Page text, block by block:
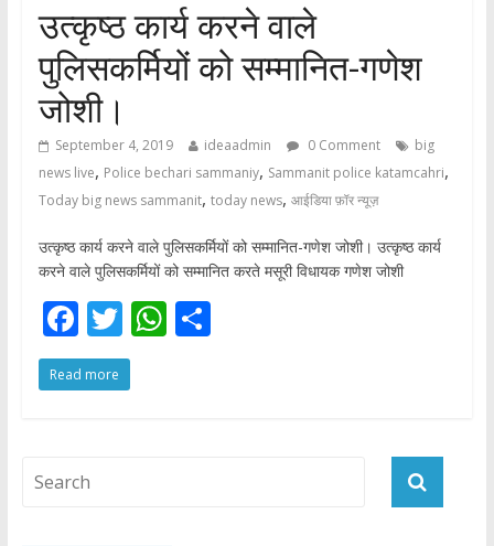
उत्कृष्ठ कार्य करने वाले
पुलिसकर्मियों को सम्मानित-गणेश
जोशी।
September 4, 2019 ideaadmin 0 Comment
big
news live, Police bechari sammaniy, Sammanit police katamcahri,
Today big news sammanit, today news, आईडिया फ़ॉर न्यूज़
उत्कृष्ठ कार्य करने वाले पुलिसकर्मियों को सम्मानित-गणेश जोशी। उत्कृष्ठ कार्य
करने वाले पुलिसकर्मियों को सम्मानित करते मसूरी विधायक गणेश जोशी
F
ac
e
o
T
w
itt
W S
Read more